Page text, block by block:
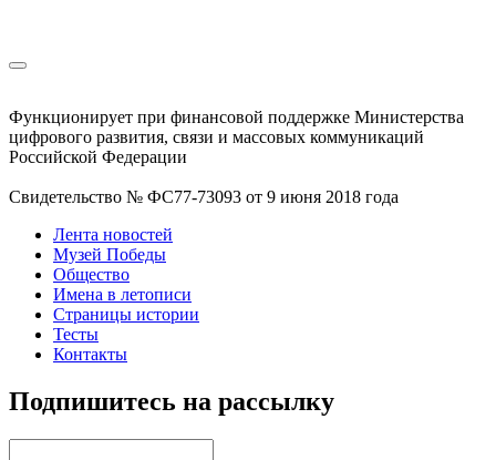
Функционирует при финансовой поддержке Министерства
цифрового развития, связи и массовых коммуникаций
Российской Федерации
Свидетельство № ФС77-73093 от 9 июня 2018 года
Лента новостей
Музей Победы
Общество
Имена в летописи
Страницы истории
Тесты
Контакты
Подпишитесь на рассылку